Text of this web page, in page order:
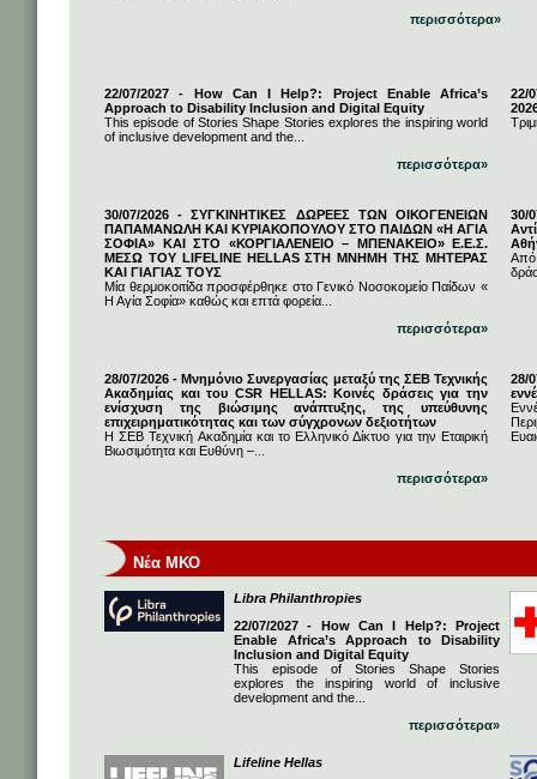
περισσότερα»
22/07/2027 - How Can I Help?: Project Enable Africa’s
Approach to Disability Inclusion and Digital Equity
This episode of Stories Shape Stories explores the inspiring world
of inclusive development and the...
περισσότερα»
22/
30/07/2026 - ΣΥΓΚΙΝΗΤΙΚΕΣ ΔΩΡΕΕΣ ΤΩΝ ΟΙΚΟΓΕΝΕΙΩΝ
ΠΑΠΑΜΑΝΩΛΗ ΚΑΙ ΚΥΡΙΑΚΟΠΟΥΛΟΥ ΣΤΟ ΠΑΙΔΩΝ «Η ΑΓΙΑ
ΣΟΦΙΑ» ΚΑΙ ΣΤΟ «ΚΟΡΓΙΑΛΕΝΕΙΟ – ΜΠΕΝΑΚΕΙΟ» Ε.Ε.Σ.
ΜΕΣΩ ΤΟΥ LIFELINE HELLAS ΣΤΗ ΜΝΗΜΗ ΤΗΣ ΜΗΤΕΡΑΣ
ΚΑΙ ΓΙΑΓΙΑΣ ΤΟΥΣ
Μία θερμοκοιτίδα προσφέρθηκε στο Γενικό Νοσοκομείο Παίδων «
Η Αγία Σοφία» καθώς και επτά φορεία...
περισσότερα»
30/
Από
28/07/2026 - Μνημόνιο Συνεργασίας μεταξύ της ΣΕΒ Τεχνικής
Ακαδημίας και του CSR HELLAS: Κοινές δράσεις για την
ενίσχυση της βιώσιμης ανάπτυξης, της υπεύθυνης
επιχειρηματικότητας και των σύγχρονων δεξιοτήτων
Η ΣΕΒ Τεχνική Ακαδημία και το Ελληνικό Δίκτυο για την Εταιρική
Βιωσιμότητα και Ευθύνη –...
περισσότερα»
28/
Νέα ΜΚΟ
Libra Philanthropies
22/07/2027 - How Can I Help?: Project
Enable Africa’s Approach to Disability
Inclusion and Digital Equity
This episode of Stories Shape Stories
explores the inspiring world of inclusive
development and the...
περισσότερα»
Lifeline Hellas